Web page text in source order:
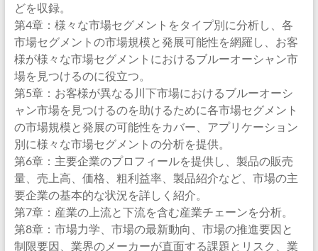
どを収録。
第4章：様々な市場セグメントをタイプ別に分析し、各
市場セグメントの市場規模と発展可能性を網羅し、お客
様が様々な市場セグメントにおけるブルーオーシャン市
場を見つけるのに役立つ。
第5章：お客様が異なる川下市場におけるブルーオーシ
ャン市場を見つけるのを助けるために各市場セグメント
の市場規模と発展の可能性をカバー、アプリケーション
別に様々な市場セグメントの分析を提供。
第6章：主要企業のプロフィールを提供し、製品の販売
量、売上高、価格、粗利益率、製品紹介など、市場の主
要企業の基本的な状況を詳しく紹介。
第7章：産業の上流と下流を含む産業チェーンを分析。
第8章：市場力学、市場の最新動向、市場の推進要因と
制限要因、業界のメーカーが直面する課題とリスク、業